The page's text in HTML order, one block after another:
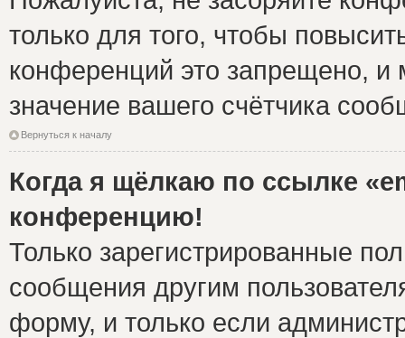
только для того, чтобы
конференций это запрещено, и
значение вашего счётчика
Вернуться к началу
Когда я щёлкаю по ссылке
конференцию!
Только зарегистрированные
сообщения другим
форму, и только если